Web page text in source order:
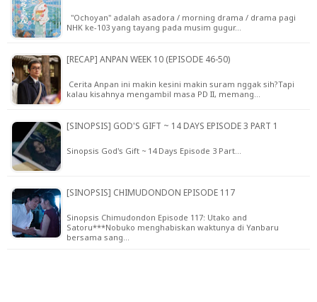
"Ochoyan" adalah asadora / morning drama / drama pagi
NHK ke-103 yang tayang pada musim gugur…
[RECAP] ANPAN WEEK 10 (EPISODE 46-50)
Cerita Anpan ini makin kesini makin suram nggak sih?Tapi
kalau kisahnya mengambil masa PD II, memang…
[SINOPSIS] GOD'S GIFT ~ 14 DAYS EPISODE 3 PART 1
Sinopsis God's Gift ~ 14 Days Episode 3 Part…
[SINOPSIS] CHIMUDONDON EPISODE 117
Sinopsis Chimudondon Episode 117: Utako and
Satoru***Nobuko menghabiskan waktunya di Yanbaru
bersama sang…